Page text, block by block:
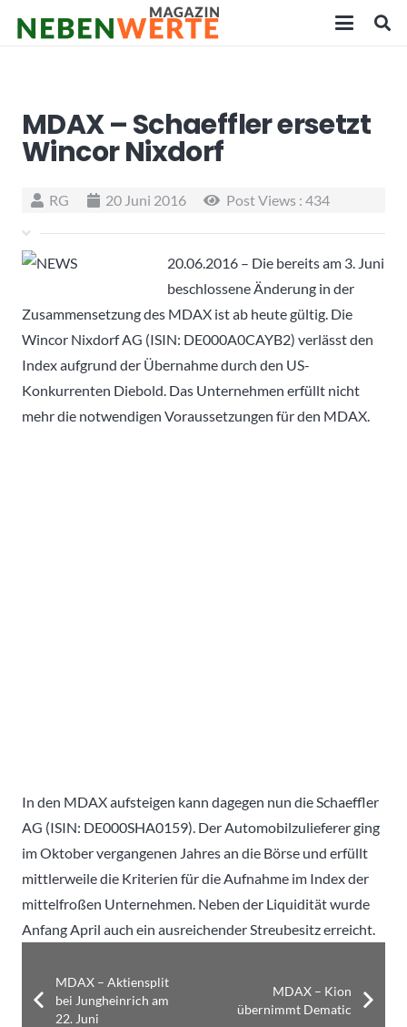
MDAX – Schaeffler ersetzt
Wincor Nixdorf
RG 20 Juni 2016 Post Views : 434
20.06.2016 – Die bereits am 3. Juni
beschlossene Änderung in der
Zusammensetzung des MDAX ist ab heute gültig. Die
Wincor Nixdorf AG (ISIN: DE000A0CAYB2) verlässt den
Index aufgrund der Übernahme durch den US-
Konkurrenten Diebold. Das Unternehmen erfüllt nicht
mehr die notwendigen Voraussetzungen für den MDAX.
In den MDAX aufsteigen kann dagegen nun die Schaeffler
AG (ISIN: DE000SHA0159). Der Automobilzulieferer ging
im Oktober vergangenen Jahres an die Börse und erfüllt
mittlerweile die Kriterien für die Aufnahme im Index der
mittelfroßen Unternehmen. Neben der Liquidität wurde
Anfang April auch ein ausreichender Streubesitz erreicht.
MDAX – Aktiensplit
bei Jungheinrich am
22. Juni
MDAX – Kion
übernimmt Dematic